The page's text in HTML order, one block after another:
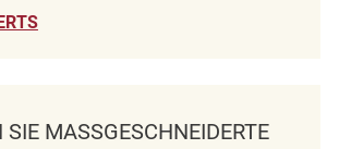
MASSGESCHNEIDERTE J